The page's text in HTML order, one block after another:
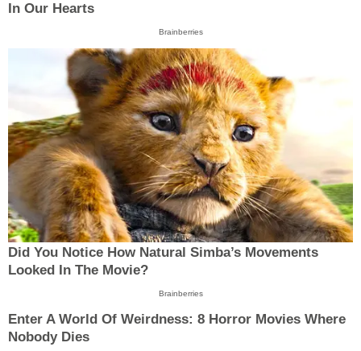
In Our Hearts
Brainberries
Did You Notice How Natural Simba’s Movements
Looked In The Movie?
Brainberries
Enter A World Of Weirdness: 8 Horror Movies Where
Nobody Dies